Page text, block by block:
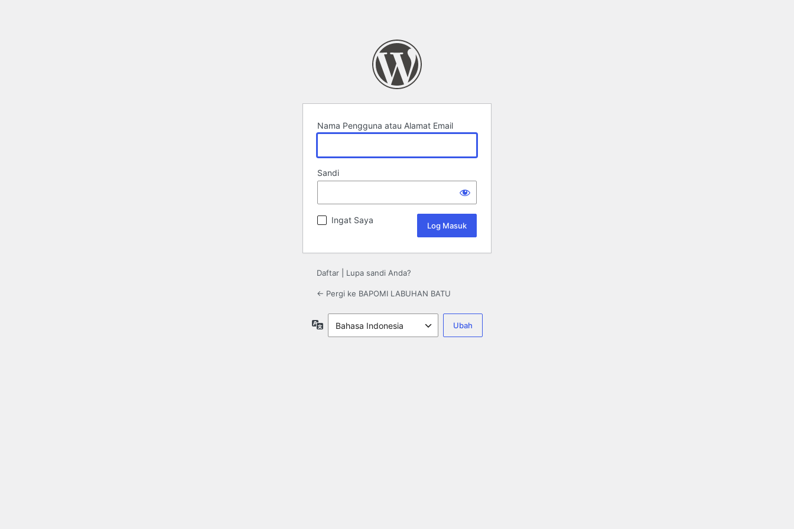
Nama Pengguna atau Alamat Email
Sandi
Ingat Saya
Daftar Lupa sandi Anda?
← Pergi ke BAPOMI LABUHAN BATU
Bahasa